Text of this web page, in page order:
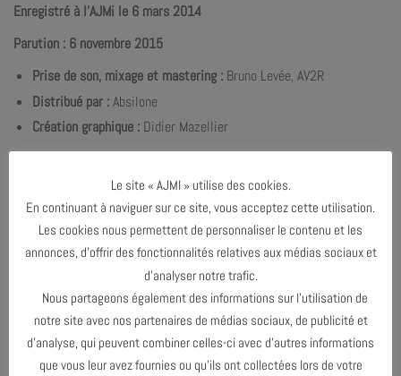
Enregistré à l’AJMi le 6 mars 2014
Parution : 6 novembre 2015
Prise de son, mixage et mastering :Bruno Levée, AV2R
Distribué par :Absilone
Création graphique :Didier Mazellier
Le site « AJMI » utilise des cookies.
En continuant à naviguer sur ce site, vous acceptez cette utilisation.
Les cookies nous permettent de personnaliser le contenu et les
annonces, d’offrir des fonctionnalités relatives aux médias sociaux et
d’analyser notre trafic.
Nous partageons également des informations sur l’utilisation de
notre site avec nos partenaires de médias sociaux, de publicité et
d’analyse, qui peuvent combiner celles-ci avec d’autres informations
que vous leur avez fournies ou qu’ils ont collectées lors de votre